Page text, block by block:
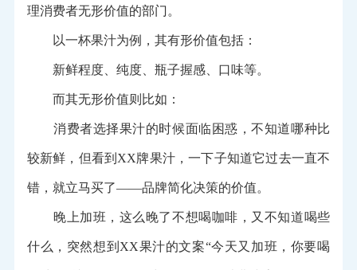
理消费者无形价值的部门。
以一杯果汁为例，其有形价值包括：
新鲜程度、纯度、瓶子握感、口味等。
而其无形价值则比如：
消费者选择果汁的时候面临困惑，不知道哪种比
较新鲜，但看到XX牌果汁，一下子知道它过去一直不
错，就立马买了——品牌简化决策的价值。
晚上加班，这么晚了不想喝咖啡，又不知道喝些
什么，突然想到XX果汁的文案“今天又加班，你要喝